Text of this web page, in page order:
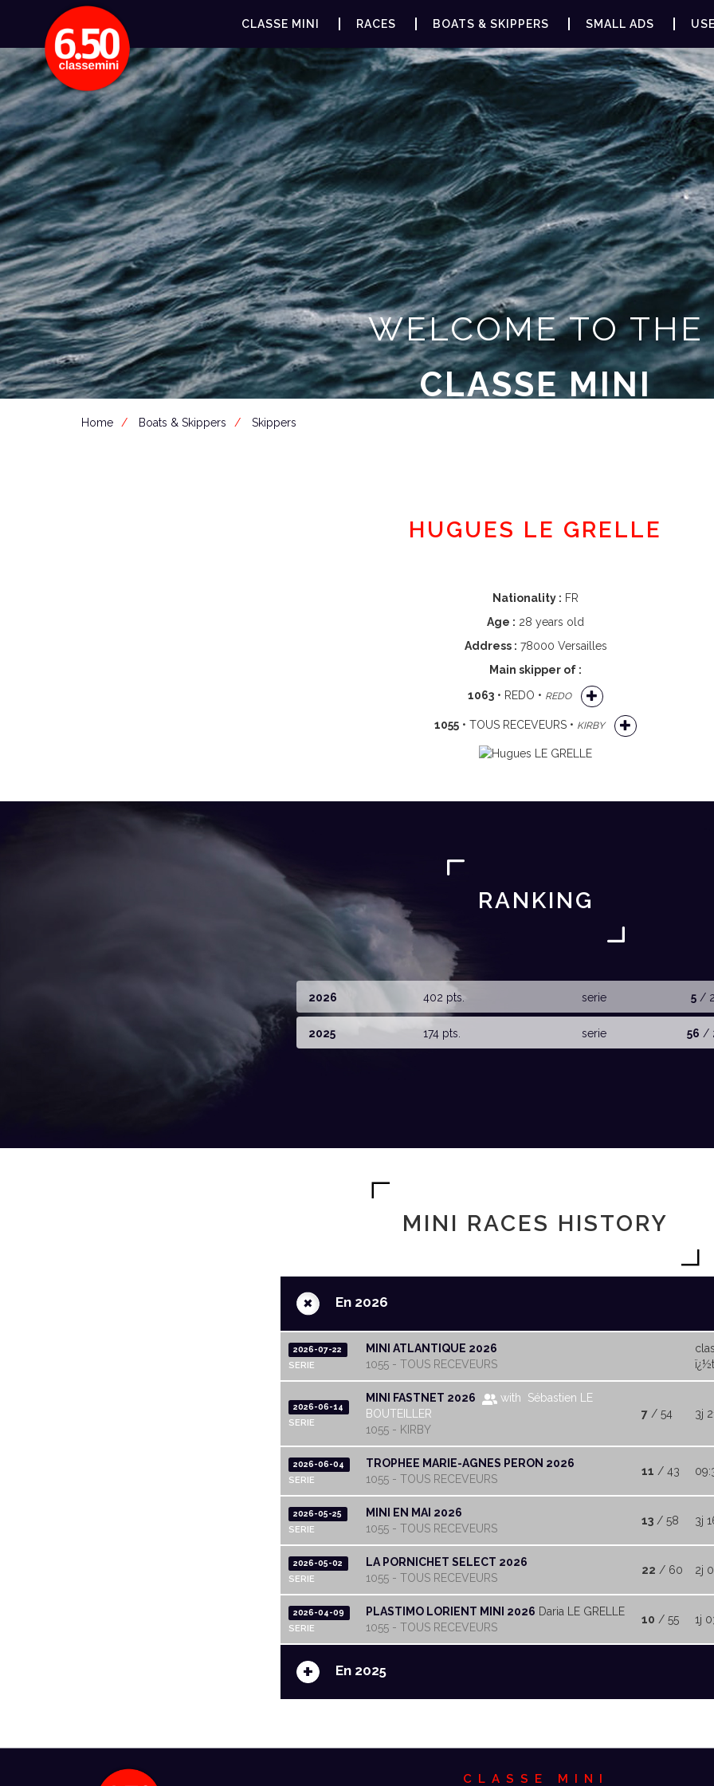
CLASSE MINI RACES BOATS & SKIPPERS SMALL ADS
WELCOME TO THE
CLASSE MINI
Home Boats & Skippers Skippers
HUGUES LE GRELLE
Nationality : FR
Age : 28 years old
Address : 78000 Versailles
Main skipper of :
1063 • REDO • REDO
1055 • TOUS RECEVEURS • KIRBY
RANKING
2026 402 pts. serie 5 /
2025 174 pts. serie 56 /
MINI RACES HISTORY
+ En 2026
2026-07-22
SERIE
MINI ATLANTIQUE 2026
1055 - TOUS RECEVEURS
2026-06-14
SERIE
MINI FASTNET 2026
with Sébastien LE
BOUTEILLER
1055 - KIRBY
7 / 54 3j
2026-06-04
SERIE
TROPHEE MARIE-AGNES PERON 2026
1055 - TOUS RECEVEURS
11 / 43
2026-05-25
SERIE
MINI EN MAI 2026
1055 - TOUS RECEVEURS
13 / 58 3j
2026-05-02
SERIE
LA PORNICHET SELECT 2026
1055 - TOUS RECEVEURS
22 / 60 2j
2026-04-09
SERIE
PLASTIMO LORIENT MINI 2026 Daria LE GRELLE
1055 - TOUS RECEVEURS
10 / 55 1j
+ En 2025
CLASSE MINI